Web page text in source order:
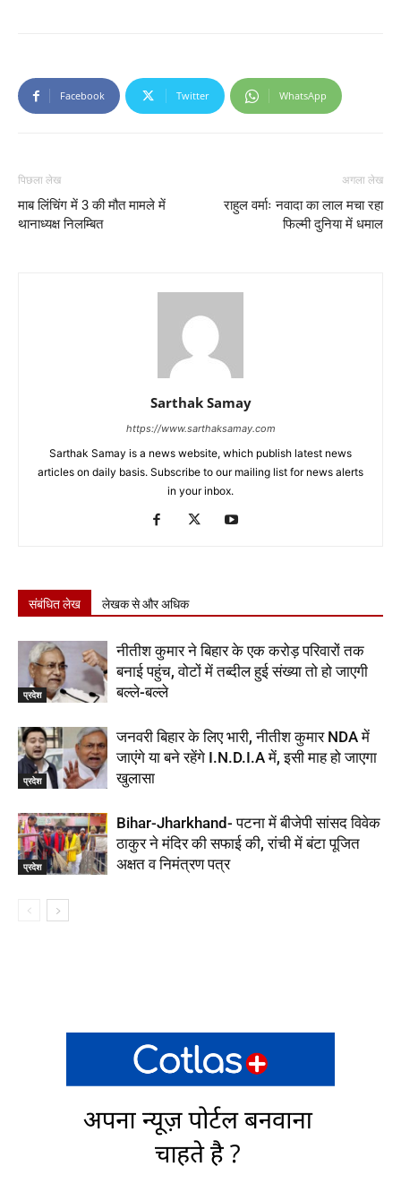
Facebook Twitter WhatsApp
पिछला लेख
माब लिंचिंग में 3 की मौत मामले में
थानाध्यक्ष निलम्बित
अगला लेख
राहुल वर्माः नवादा का लाल मचा रहा
फिल्मी दुनिया में धमाल
Sarthak Samay
https://www.sarthaksamay.com
Sarthak Samay is a news website, which publish latest news
articles on daily basis. Subscribe to our mailing list for news alerts
in your inbox.
संबंधित लेख लेखक से और अधिक
प्रदेश
नीतीश कुमार ने बिहार के एक करोड़ परिवारों तक
बनाई पहुंच, वोटों में तब्दील हुई संख्या तो हो जाएगी
बल्ले-बल्ले
प्रदेश
जनवरी बिहार के लिए भारी, नीतीश कुमार NDA में
जाएंगे या बने रहेंगे I.N.D.I.A में, इसी माह हो जाएगा
खुलासा
प्रदेश
Bihar-Jharkhand- पटना में बीजेपी सांसद विवेक
ठाकुर ने मंदिर की सफाई की, रांची में बंटा पूजित
अक्षत व निमंत्रण पत्र